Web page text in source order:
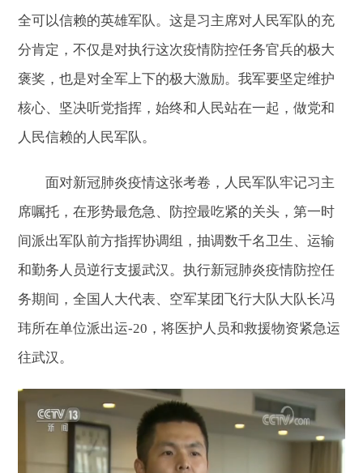
全可以信赖的英雄军队。这是习主席对人民军队的充
分肯定，不仅是对执行这次疫情防控任务官兵的极大
褒奖，也是对全军上下的极大激励。我军要坚定维护
核心、坚决听党指挥，始终和人民站在一起，做党和
人民信赖的人民军队。
面对新冠肺炎疫情这张考卷，人民军队牢记习主
席嘱托，在形势最危急、防控最吃紧的关头，第一时
间派出军队前方指挥协调组，抽调数千名卫生、运输
和勤务人员逆行支援武汉。执行新冠肺炎疫情防控任
务期间，全国人大代表、空军某团飞行大队大队长冯
玮所在单位派出运-20，将医护人员和救援物资紧急运
往武汉。